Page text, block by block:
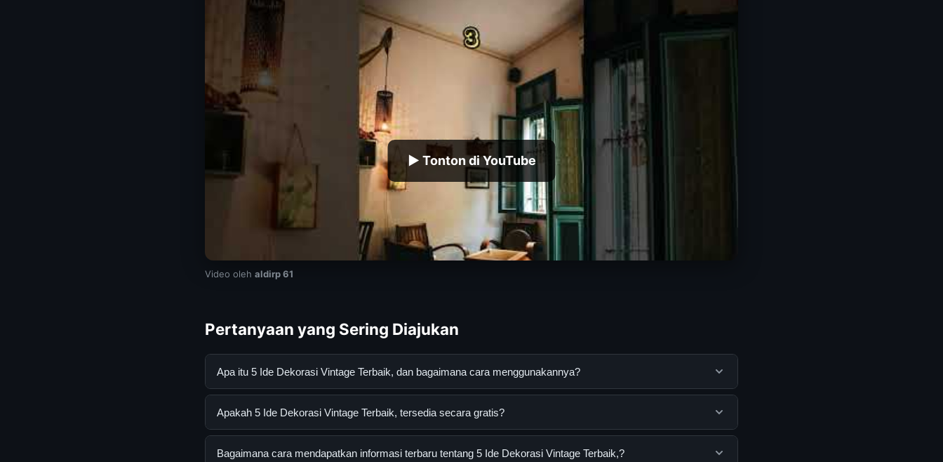
▶ Tonton di YouTube
Video oleh aldirp 61
Pertanyaan yang Sering Diajukan
Apa itu 5 Ide Dekorasi Vintage Terbaik, dan bagaimana cara menggunakannya?
5 Ide Dekorasi Vintage Terbaik, adalah layanan digital yang dirancang untuk membantu pengguna
resmi dan mengikuti panduan yang tersedia.
Apakah 5 Ide Dekorasi Vintage Terbaik, tersedia secara gratis?
Ya, 5 Ide Dekorasi Vintage Terbaik, dapat diakses secara gratis oleh semua pengguna. Tidak ada biaya
Bagaimana cara mendapatkan informasi terbaru tentang 5 Ide Dekorasi Vintage Terbaik,?